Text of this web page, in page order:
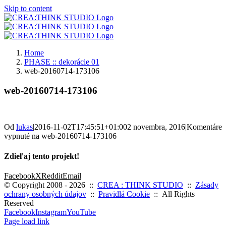
Skip to content
Home
PHASE :: dekorácie 01
web-20160714-173106
web-20160714-173106
Od lukas|2016-11-02T17:45:51+01:002 novembra, 2016|Komentáre
vypnuté na web-20160714-173106
Zdieľaj tento projekt!
FacebookXRedditEmail
© Copyright 2008 - 2026 :: CREA : THINK STUDIO :: Zásady
ochrany osobných údajov :: Pravidlá Cookie :: All Rights
Reserved
FacebookInstagramYouTube
Page load link